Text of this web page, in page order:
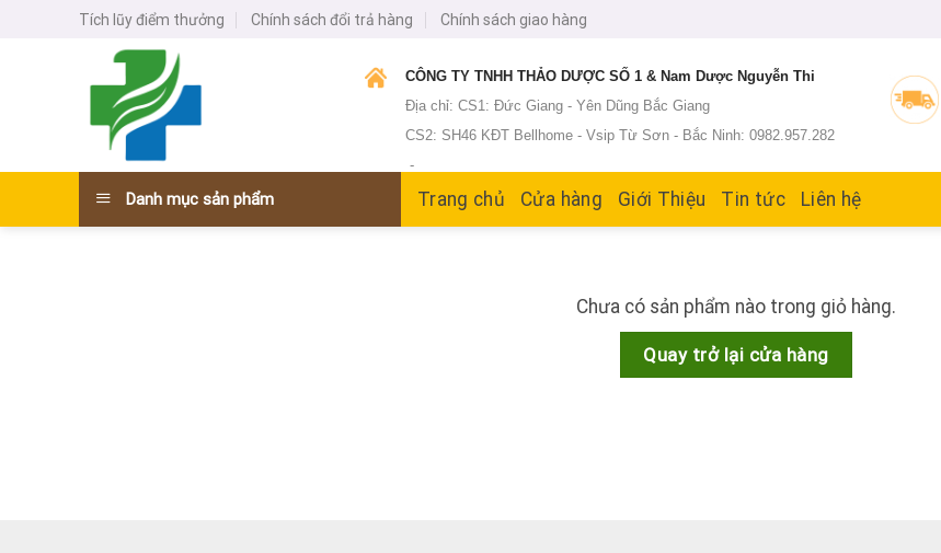
Tích lũy điểm thưởng Chính sách đổi trả hàng Chính sách giao hàng
CÔNG TY TNHH THẢO DƯỢC SỐ 1 & Nam Dược Nguyễn Thi
Địa chỉ: CS1: Đức Giang - Yên Dũng Bắc Giang
CS2: SH46 KĐT Bellhome - Vsip Từ Sơn - Bắc Ninh: 0982.957.282
-
Danh mục sản phẩm Trang chủ Cửa hàng Giới Thiệu Tin tức Liên hệ
Chưa có sản phẩm nào trong giỏ hàng.
Quay trở lại cửa hàng